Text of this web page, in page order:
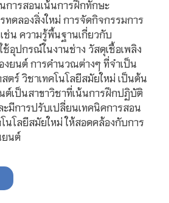
การสอนเน้นการฝึกทักษะ
ดลองสิ่งใหม่ การจัดกิจกรรมการ
ช่น ความรู้พื้นฐานเกี่ยวกับ
ช้อุปกรณ์ในงานช่าง วัสดุเชื้อเพลิง
งยนต์ การคำนวณต่างๆ ที่จำเป็น
ตร์ วิชาเทคโนโลยีสมัยใหม่ เป็นต้น
ต์เป็นสาขาวิชาที่เน้นการฝึกปฏิบัติ
มีการปรับเปลี่ยนเทคนิคการสอน
นโลยีสมัยใหม่ ให้สอดคล้องกับการ
ยนต์